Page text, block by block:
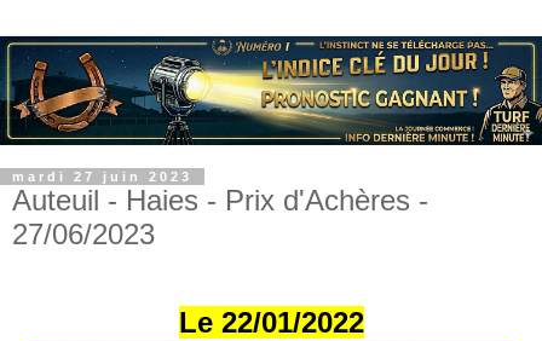
mardi 27 juin 2023
Auteuil - Haies - Prix d'Achères -
27/06/2023
Le 22/01/2022